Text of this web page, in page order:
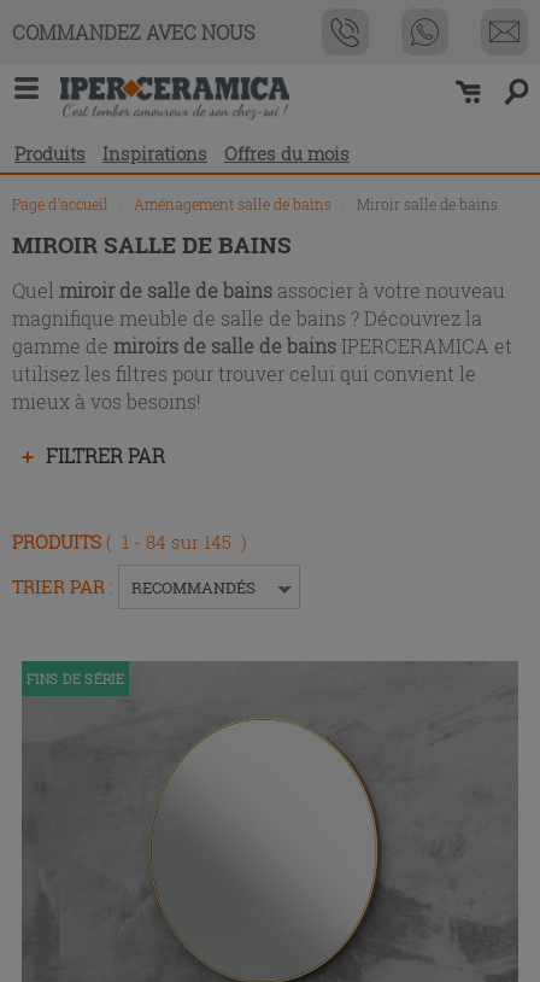
COMMANDEZ AVEC NOUS
Produits Inspirations Offres du mois
Page d'accueil Aménagement salle de bains Miroir salle de bains
MIROIR SALLE DE BAINS
Quel miroir de salle de bains associer à votre nouveau
magnifique meuble de salle de bains ? Découvrez la
gamme de miroirs de salle de bains IPERCERAMICA et
utilisez les filtres pour trouver celui qui convient le
mieux à vos besoins!
des
FILTRER PAR
Appuyez
Entrée
pour
développer
le
PRODUITS ( 1 - 84 sur 145 )
TRIER PAR : RECOMMANDÉS
FINS DE SÉRIE